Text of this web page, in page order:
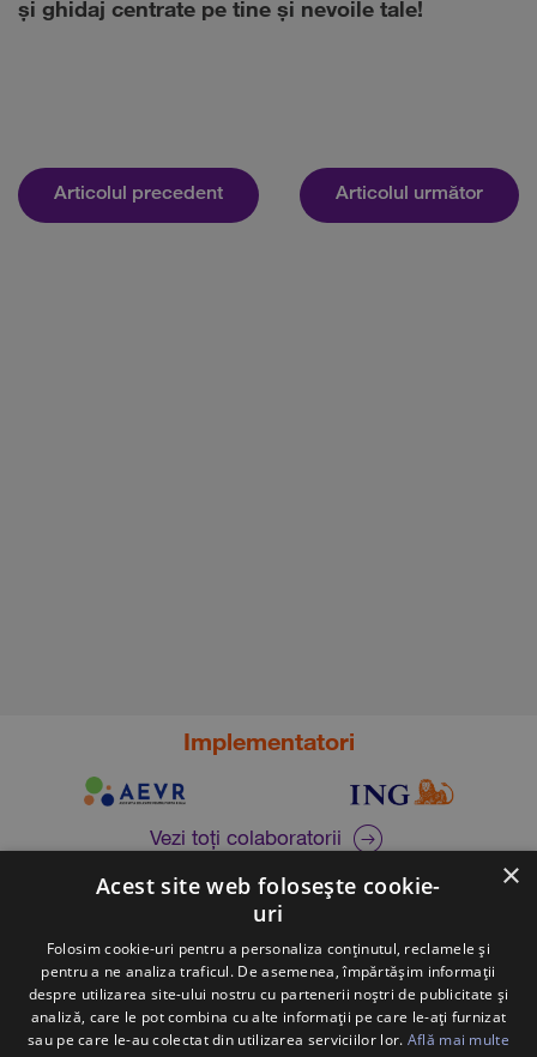
și ghidaj centrate pe tine și nevoile tale!
Articolul precedent Articolul următor
Implementatori
Vezi toți colaboratorii
Întrebări frecvente
Atenționare Anti-Fraudă
Politica Cookie
×
Acest site web folosește cookie-
uri
Folosim cookie-uri pentru a personaliza conținutul, reclamele și
pentru a ne analiza traficul. De asemenea, împărtășim informații
despre utilizarea site-ului nostru cu partenerii noștri de publicitate și
analiză, care le pot combina cu alte informații pe care le-ați furnizat
sau pe care le-au colectat din utilizarea serviciilor lor. Află mai multe